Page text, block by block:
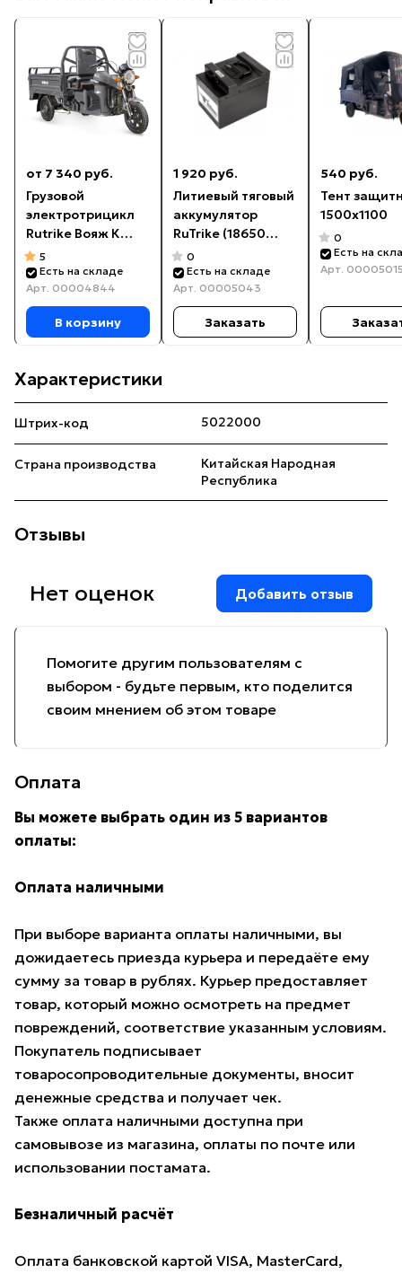
от 7 340 руб.
Грузовой
электротрицикл
Rutrike Вояж К
1300 60V800W
5
Есть на складе
Арт. 00004844
В корзину
1 920 руб.
Литиевый тяговый
аккумулятор
RuTrike (18650
MnCoNi) 60V20A/H
0
Есть на складе
Арт. 00005043
Заказать
540 руб.
Тент
1500x1100
0
Есть на
Арт.
Характеристики
Штрих-код 5022000
Страна производства
Китайская Народная
Республика
Отзывы
Помогите другим пользователям с
выбором - будьте первым, кто поделится
своим мнением об этом товаре
Нет оценок Добавить отзыв
Оплата
Вы можете выбрать один из 5 вариантов
оплаты:
Оплата наличными
При выборе варианта оплаты наличными, вы
дожидаетесь приезда курьера и передаёте ему
сумму за товар в рублях. Курьер предоставляет
товар, который можно осмотреть на предмет
повреждений, соответствие указанным условиям.
Покупатель подписывает
товаросопроводительные документы, вносит
денежные средства и получает чек.
Также оплата наличными доступна при
самовывозе из магазина, оплаты по почте или
использовании постамата.
Безналичный расчёт
Оплата банковской картой VISA, MasterCard,